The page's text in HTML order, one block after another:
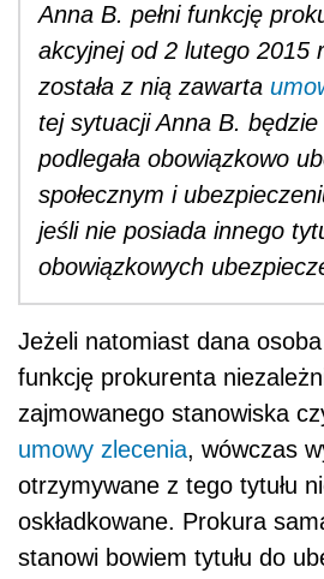
Anna B. pełni funkcję
akcyjnej od 2 lutego 2015
została z nią zawarta
tej sytuacji Anna B. będzie
podlegała obowiązkowo
społecznym i
jeśli nie posiada innego
obowiązkowych
Jeżeli natomiast dana osoba
funkcję prokurenta
zajmowanego stanowiska
umowy zlecenia, wówczas
otrzymywane z tego tytułu
oskładkowane. Prokura
stanowi bowiem tytułu do